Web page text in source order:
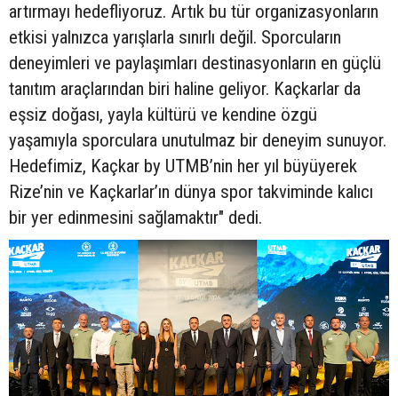
artırmayı hedefliyoruz. Artık bu tür organizasyonların
etkisi yalnızca yarışlarla sınırlı değil. Sporcuların
deneyimleri ve paylaşımları destinasyonların en güçlü
tanıtım araçlarından biri haline geliyor. Kaçkarlar da
eşsiz doğası, yayla kültürü ve kendine özgü
yaşamıyla sporculara unutulmaz bir deneyim sunuyor.
Hedefimiz, Kaçkar by UTMB’nin her yıl büyüyerek
Rize’nin ve Kaçkarlar’ın dünya spor takviminde kalıcı
bir yer edinmesini sağlamaktır" dedi.